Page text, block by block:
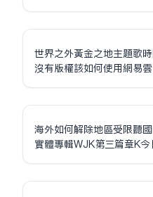
世界之外黃金之地主題歌
沒有版權該如何使用網易雲
海外如何解除地區受限聽
實體專輯WJK第三篇章K今